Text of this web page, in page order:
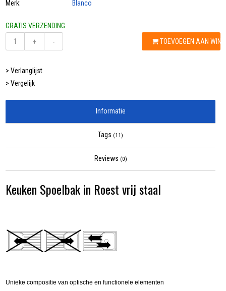
Merk:
Blanco
GRATIS VERZENDING
+
- TOEVOEGEN AAN
> Verlanglijst
> Vergelijk
Informatie
Tags (11)
Reviews (0)
Keuken Spoelbak in Roest vrij staal
Unieke compositie van optische en functionele elementen